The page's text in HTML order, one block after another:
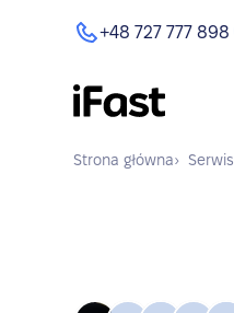
+48 727 777 898
Strona główna› Serwis